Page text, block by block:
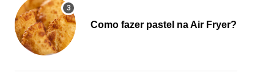
Como fazer pastel na Air Fryer?